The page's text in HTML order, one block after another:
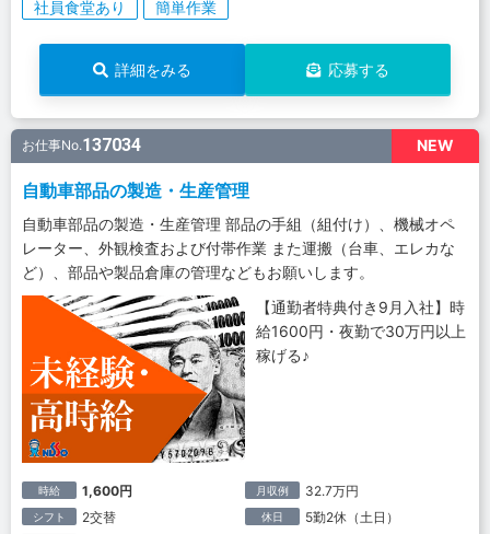
社員食堂あり
簡単作業
詳細をみる 応募する
NEW
お仕事No.137034
自動車部品の製造・生産管理
自動車部品の製造・生産管理 部品の手組（組付け）、機械オペ
レーター、外観検査および付帯作業 また運搬（台車、エレカな
ど）、部品や製品倉庫の管理などもお願いします。
【通勤者特典付き9月入社】時
給1600円・夜勤で30万円以上
稼げる♪
時給 1,600円 月収例 32.7万円
シフト 2交替 休日 5勤2休（土日）